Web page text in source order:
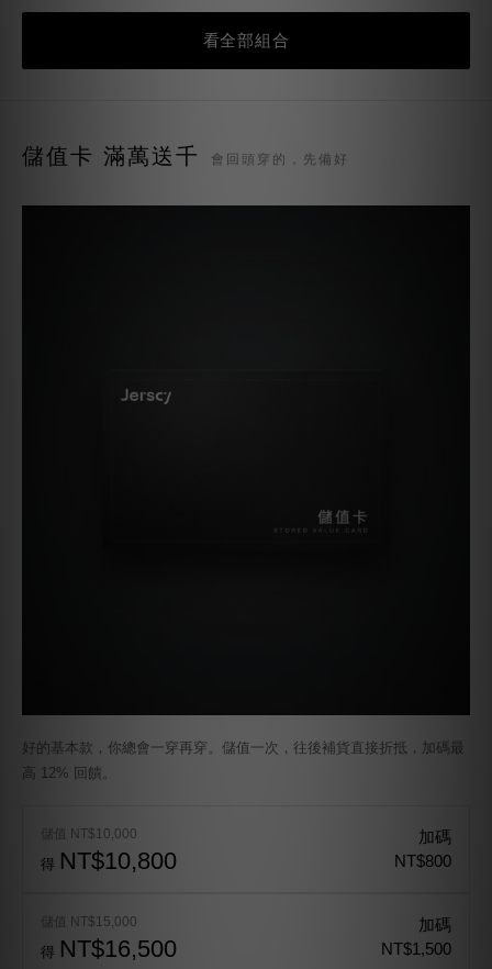
看全部組合
儲值卡 滿萬送千 會回頭穿的，先備好
好的基本款，你總會一穿再穿。儲值一次，往後補貨直接折抵，加碼最
高 12% 回饋。
儲值 NT$10,000
得 NT$10,800
加碼
NT$800
儲值 NT$15,000
得 NT$16,500
加碼
NT$1,500